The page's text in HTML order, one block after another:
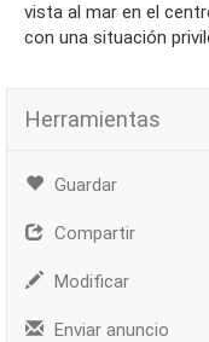
vista al mar en el
con una situación
Herramientas
Guardar
Compartir
Modificar
Enviar anuncio